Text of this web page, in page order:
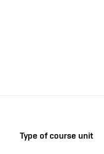
Type of course unit